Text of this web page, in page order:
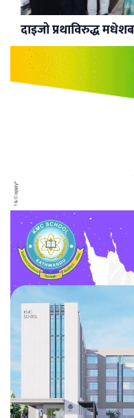
दाइजो प्रथाविरुद्ध